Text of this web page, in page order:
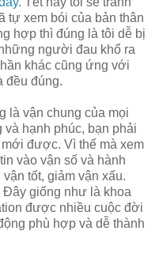
tự xem bói của bản thân
hợp thì đúng là tôi dễ bị
người đau khổ ra
khác cũng ứng với
đều đúng.
là vận chung của mọi
hạnh phúc, bạn phải
mới được. Vì thế mà xem
vào vận số và hành
tốt, giảm vận xấu.
giống như là khoa
được nhiều cuộc đời
phù hợp và dễ thành